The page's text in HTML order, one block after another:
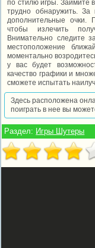
по стилю игры. Займите
трудно обнаружить. За
дополнительные очки.
чтобы излечить
Внимательно следите
местоположение
моментально
у вас будет
качество графики и
сможете испытать
Здесь расположена
поиграть в нее вы
Раздел: Игры Шутеры